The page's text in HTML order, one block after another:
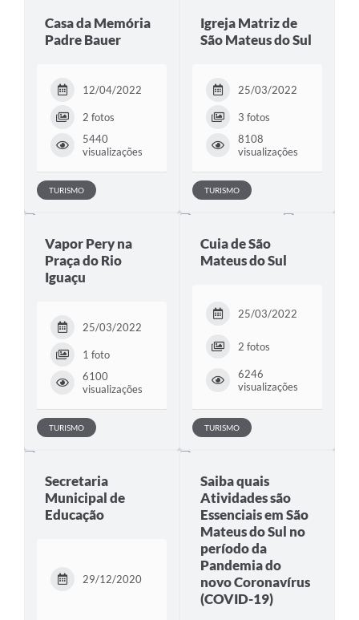
Audiências Públicas
Projetos
Logo Prefeitura de São Mateus do Sul
Briefing de Ações, Divulgações e Eventos
Contato
Telefones Úteis
Casa da Memória
Padre Bauer
12/04/2022
2 fotos
5440
visualizações
TURISMO
Igreja Matriz de
São Mateus do Sul
25/03/2022
3 fotos
8108
visualizações
TURISMO
Vapor Pery na
Praça do Rio
Iguaçu
25/03/2022
1 foto
6100
visualizações
TURISMO
Cuia de São
Mateus do Sul
25/03/2022
2 fotos
6246
visualizações
TURISMO
Secretaria
Municipal de
Educação
29/12/2020
Saiba quais
Atividades são
Essenciais em São
Mateus do Sul no
período da
Pandemia do
novo Coronavírus
(COVID-19)